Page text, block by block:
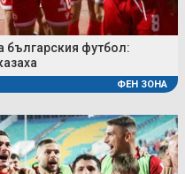
българския футбол:
ФЕН ЗОНА